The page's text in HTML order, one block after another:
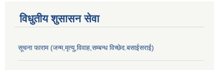
विधुतीय शुसासन सेवा
सूचना फाराम (जन्म,मृत्यु,विवाह,सम्बन्ध विच्छेद.बसाईसराई)